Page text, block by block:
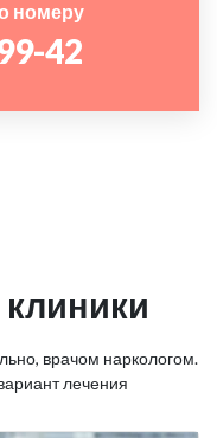
номеру
42
врачом наркологом.
лечения